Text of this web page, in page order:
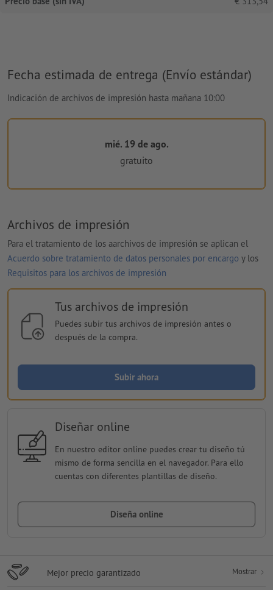
Fecha estimada de entrega (Envío estándar)
Indicación de archivos de impresión hasta mañana 10:00
mié. 19 de ago.
gratuito
Archivos de impresión
Para el tratamiento de los aarchivos de impresión se aplican el
Acuerdo sobre tratamiento de datos personales por encargo y los
Requisitos para los archivos de impresión
Tus archivos de impresión
Puedes subir tus archivos de impresión antes o
después de la compra.
Subir ahora
Diseñar online
En nuestro editor online puedes crear tu diseño tú
mismo de forma sencilla en el navegador. Para ello
cuentas con diferentes plantillas de diseño.
Diseña online
Mejor precio garantizado Mostrar